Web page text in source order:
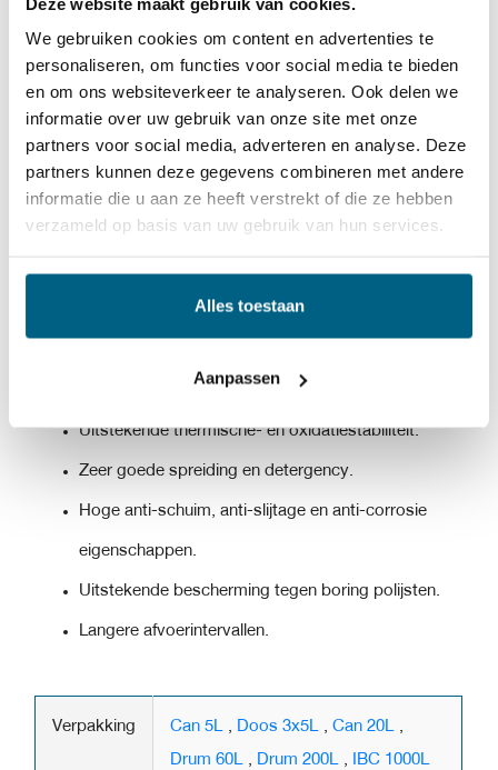
We gebruiken cookies om content en advertenties te
personaliseren, om functies voor social media te bieden
en om ons websiteverkeer te analyseren. Ook delen we
informatie over uw gebruik van onze site met onze
partners voor social media, adverteren en analyse. Deze
partners kunnen deze gegevens combineren met andere
informatie die u aan ze heeft verstrekt of die ze hebben
verzameld op basis van uw gebruik van hun services.
Alles toestaan
Aanpassen
werken voor gebruik in Euro-3,Euro-4 en Euro-5 motoren
uitgerust met EGR en/of SCR.
Dit product is niet geschikt voor voertuigen die zijn
uitgerust met DPF-filters.
speciaal additief pakket om de volgende eigenschappen
Uitstekende thermische- en oxidatiestabiliteit.
Zeer goede spreiding en detergency.
Hoge anti-schuim, anti-slijtage en anti-corrosie
eigenschappen.
Uitstekende bescherming tegen boring polijsten.
Langere afvoerintervallen.
Verpakking Can 5L , Doos 3x5L ,Can 20L ,
Drum 60L , Drum 200L , IBC 1000L